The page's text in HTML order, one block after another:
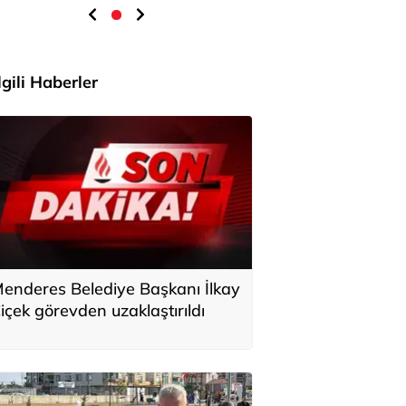
Haberler
Belediye Başkanı İlkay
görevden uzaklaştırıldı